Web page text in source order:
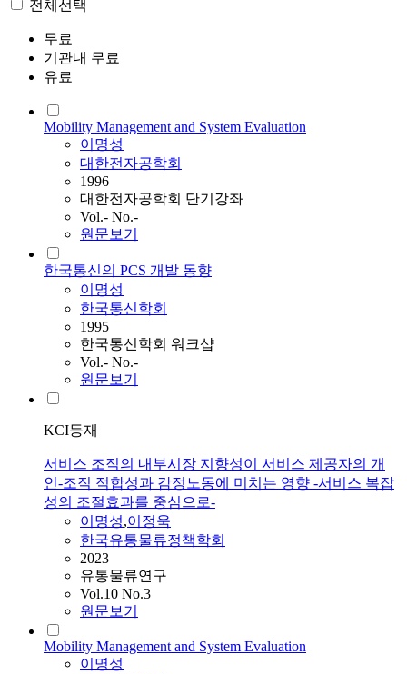
전체선택
무료
기관내 무료
유료
Mobility Management and System Evaluation
이명성
대한전자공학회
1996
대한전자공학회 단기강좌
Vol.- No.-
원문보기
한국통신의 PCS 개발 동향
이명성
한국통신학회
1995
한국통신학회 워크샵
Vol.- No.-
원문보기
KCI등재
서비스 조직의 내부시장 지향성이 서비스 제공자의 개
인-조직 적합성과 감정노동에 미치는 영향 -서비스 복잡
성의 조절효과를 중심으로-
이명성,이정욱
한국유통물류정책학회
2023
유통물류연구
Vol.10 No.3
원문보기
Mobility Management and System Evaluation
이명성